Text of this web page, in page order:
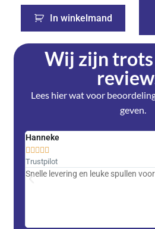
In winkelmand
Wij zijn trots
Lees hier wat voor
geven.
Hanneke

Trustpilot
Snelle levering en leuke spullen